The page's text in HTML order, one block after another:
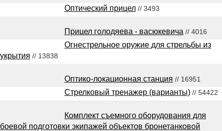
Оптический прицел // 3493
Прицел голодяева - васюкевича // 4016
Огнестрельное оружие для стрельбы из
укрытия // 13838
Оптико-локационная станция // 16951
Стрелковый тренажер (варианты) // 54422
Комплект съемного оборудования для
боевой подготовки экипажей объектов бронетанковой